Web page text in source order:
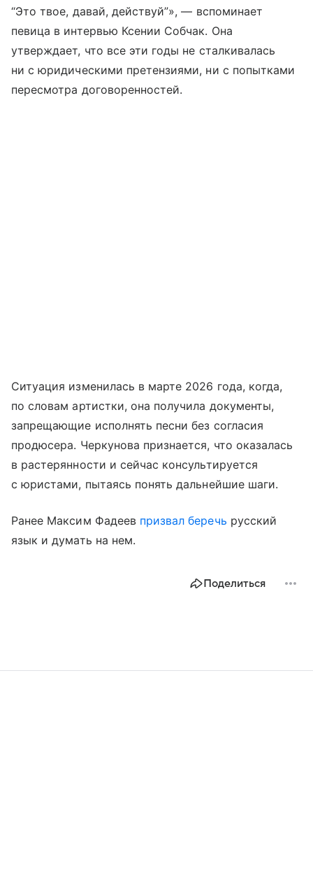
“Это твое, давай, действуй”», — вспоминает
певица в интервью Ксении Собчак. Она
утверждает, что все эти годы не сталкивалась
ни с юридическими претензиями, ни с попытками
пересмотра договоренностей.
Ситуация изменилась в марте 2026 года, когда,
по словам артистки, она получила документы,
запрещающие исполнять песни без согласия
продюсера. Черкунова признается, что оказалась
в растерянности и сейчас консультируется
с юристами, пытаясь понять дальнейшие шаги.
Ранее Максим Фадеев призвал беречь русский
язык и думать на нем.
Поделиться